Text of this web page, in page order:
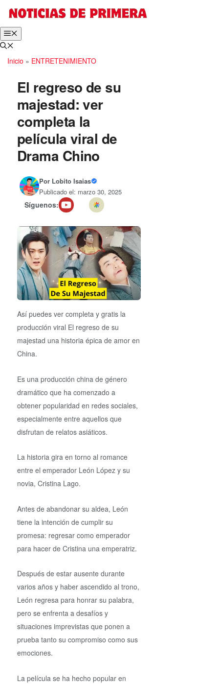
contenido
Inicio » ENTRETENIMIENTO
El regreso de su
majestad: ver
completa la
película viral de
Drama Chino
Por Lobito Isaias
Publicado el: marzo 30, 2025
Síguenos:
Así puedes ver completa y gratis la
producción viral El regreso de su
majestad una historia épica de amor en
China.
Es una producción china de género
dramático que ha comenzado a
obtener popularidad en redes sociales,
especialmente entre aquellos que
disfrutan de relatos asiáticos.
La historia gira en torno al romance
entre el emperador León López y su
novia, Cristina Lago.
Antes de abandonar su aldea, León
tiene la intención de cumplir su
promesa: regresar como emperador
para hacer de Cristina una emperatriz.
Después de estar ausente durante
varios años y haber ascendido al trono,
León regresa para honrar su palabra,
pero se enfrenta a desafíos y
situaciones imprevistas que ponen a
prueba tanto su compromiso como sus
emociones.
La película se ha hecho popular en